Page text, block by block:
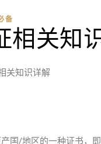
备
相关知
关知识详解
国/地区的一种证书，